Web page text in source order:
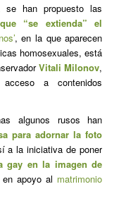
se han propuesto las
“se extienda” el
, en la que aparecen
homosexuales, está
Vitali Milonov,
a contenidos
algunos rusos han
para adornar la foto
a la iniciativa de poner
gay en la imagen de
apoyo al matrimonio